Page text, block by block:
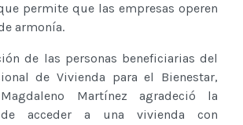
permite que las empresas operen
armonía.
de las personas beneficiarias del
de Vivienda para el Bienestar,
Martínez agradeció la
acceder a una vivienda con